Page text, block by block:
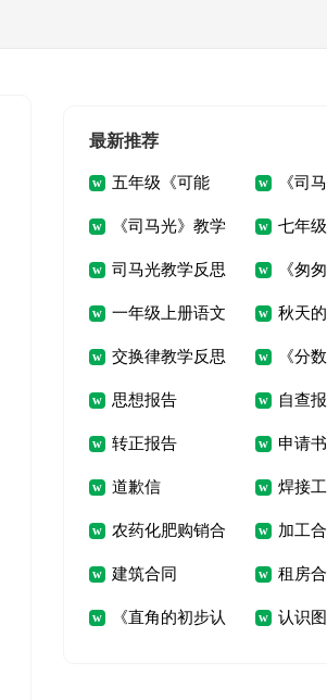
最新推荐
五年级《可能
性》教学反思
《司
反思
《司马光》教学
反思
七年
《散步》
司马光教学反思 《匆
思
一年级上册语文
教学反思
秋天
思
交换律教学反思 《分
教学反思
思想报告 自查
转正报告 申请书
道歉信 焊接
农药化肥购销合
同
加工
建筑合同 租房
《直角的初步认 认识